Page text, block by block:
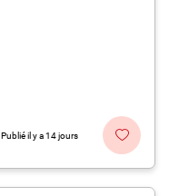
Publié il y a 14 jours